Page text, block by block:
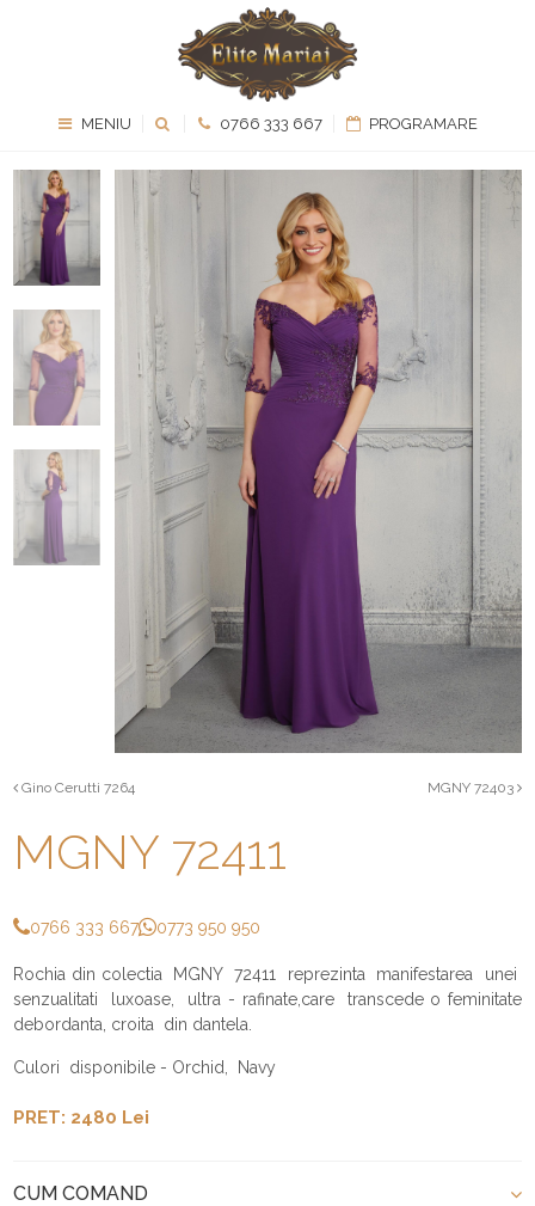
MENIU 0766 333 667 PROGRAMARE
Gino Cerutti 7264 MGNY 72403
MGNY 72411
0766 333 667 0773 950 950
Rochia din colectia MGNY 72411 reprezinta manifestarea unei
senzualitati luxoase, ultra - rafinate,care transcede o feminitate
debordanta, croita din dantela.
Culori disponibile - Orchid, Navy
PRET: 2480 Lei
CUM COMAND